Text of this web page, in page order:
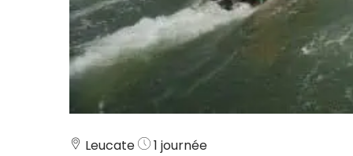
Leucate
1 journée